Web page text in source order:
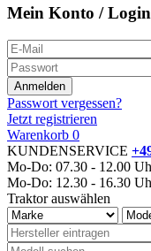
Mein Konto / Login
Passwort vergessen?
Jetzt registrieren
Warenkorb 0
KUNDENSERVICE
Mo-Do: 07.30 - 12.00
Mo-Do: 12.30 - 16.30
Traktor auswählen